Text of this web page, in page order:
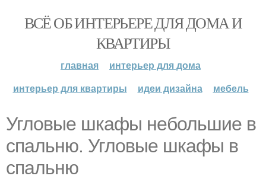
ВСЁ ОБ ИНТЕРЬЕРЕ ДЛЯ ДОМА И
КВАРТИРЫ
главная
интерьер для дома
интерьер для квартиры
идеи дизайна мебель
Угловые шкафы небольшие в
спальню. Угловые шкафы в
спальню